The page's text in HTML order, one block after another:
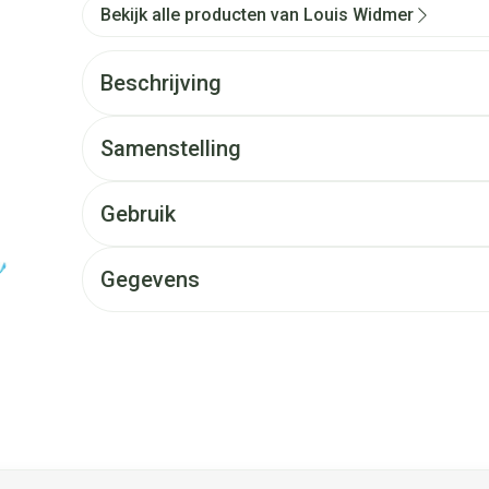
Bekijk alle producten van Louis Widmer
Beschrijving
Samenstelling
Gebruik
Gegevens